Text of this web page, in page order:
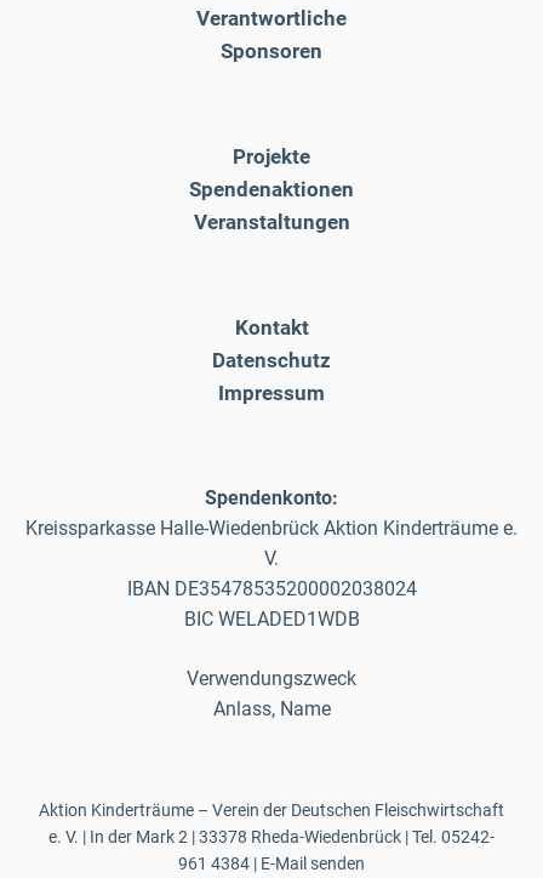
Verantwortliche
Sponsoren
Projekte
Spendenaktionen
Veranstaltungen
Kontakt
Datenschutz
Impressum
Spendenkonto:
Kreissparkasse Halle-Wiedenbrück Aktion Kinderträume e.
V.
IBAN DE35478535200002038024
BIC WELADED1WDB
Verwendungszweck
Anlass, Name
Aktion Kinderträume – Verein der Deutschen Fleischwirtschaft
e. V. | In der Mark 2 | 33378 Rheda-Wiedenbrück | Tel. 05242-
961 4384 | E-Mail senden